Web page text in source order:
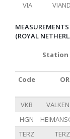
VIA
(ROYAL
Station
Code
VKB
HGN
TERZ